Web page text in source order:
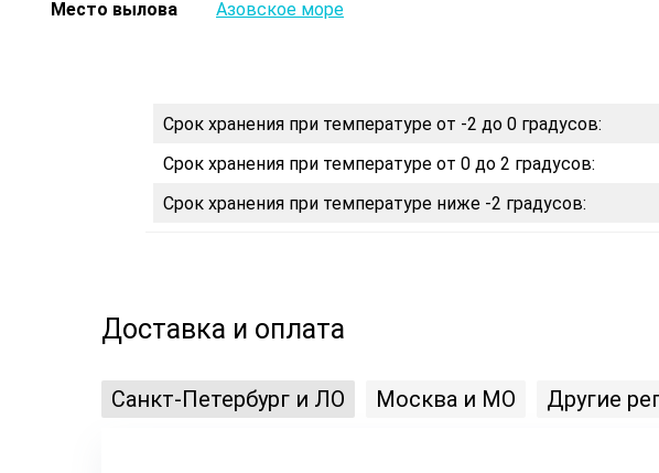
Место вылова Азовское море
Срок хранения при температуре от -2 до 0 градусов:
Срок хранения при температуре от 0 до 2 градусов:
Срок хранения при температуре ниже -2 градусов:
Доставка и оплата
Санкт-Петербург и ЛО Москва и МО Другие